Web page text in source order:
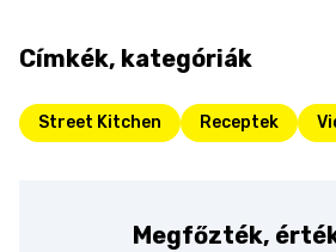
Címkék, kategóriák
Street Kitchen Receptek
Megfőzték,